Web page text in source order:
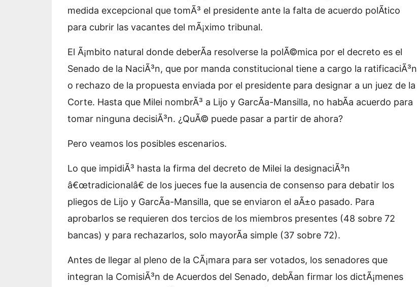
medida excepcional que tomÃ³ el presidente ante la falta de acuerdo polÃ­tico
para cubrir las vacantes del mÃ¡ximo tribunal.
El Ã¡mbito natural donde deberÃ­a resolverse la polÃ©mica por el decreto es el
Senado de la NaciÃ³n, que por manda constitucional tiene a cargo la ratificaciÃ³n
o rechazo de la propuesta enviada por el presidente para designar a un juez de la
Corte. Hasta que Milei nombrÃ³ a Lijo y GarcÃ­a-Mansilla, no habÃ­a acuerdo para
tomar ninguna decisiÃ³n. ¿QuÃ© puede pasar a partir de ahora?
Pero veamos los posibles escenarios.
Lo que impidiÃ³ hasta la firma del decreto de Milei la designaciÃ³n
â€œtradicionalâ€ de los jueces fue la ausencia de consenso para debatir los
pliegos de Lijo y GarcÃ­a-Mansilla, que se enviaron el aÃ±o pasado. Para
aprobarlos se requieren dos tercios de los miembros presentes (48 sobre 72
bancas) y para rechazarlos, solo mayorÃ­a simple (37 sobre 72).
Antes de llegar al pleno de la CÃ¡mara para ser votados, los senadores que
integran la ComisiÃ³n de Acuerdos del Senado, debÃ­an firmar los dictÃ¡menes